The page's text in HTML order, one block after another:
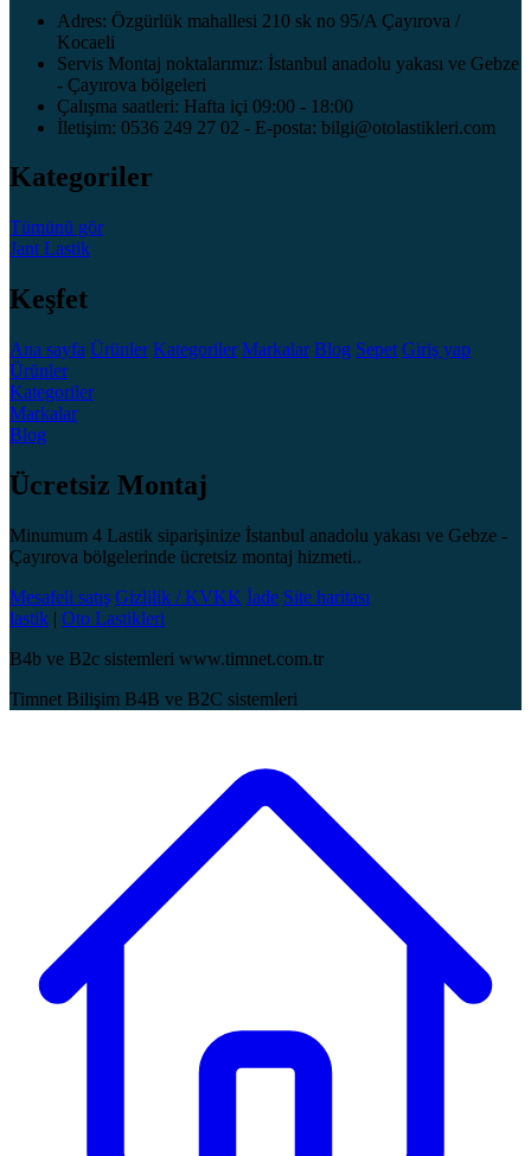
Adres: Özgürlük mahallesi 210 sk no 95/A Çayırova /
Kocaeli
Servis Montaj noktalarımız: İstanbul anadolu yakası ve Gebze
- Çayırova bölgeleri
Çalışma saatleri: Hafta içi 09:00 - 18:00
İletişim: 0536 249 27 02 - E-posta: bilgi@otolastikleri.com
Kategoriler
Tümünü gör
Jant Lastik
Keşfet
Ana sayfa Ürünler Kategoriler Markalar Blog Sepet Giriş yap
Ürünler
Kategoriler
Markalar
Blog
Ücretsiz Montaj
Minumum 4 Lastik siparişinize İstanbul anadolu yakası ve Gebze -
Çayırova bölgelerinde ücretsiz montaj hizmeti..
Mesafeli satış Gizlilik / KVKK İade Site haritası
lastik | Oto Lastikleri
B4b ve B2c sistemleri www.timnet.com.tr
Timnet Bilişim B4B ve B2C sistemleri